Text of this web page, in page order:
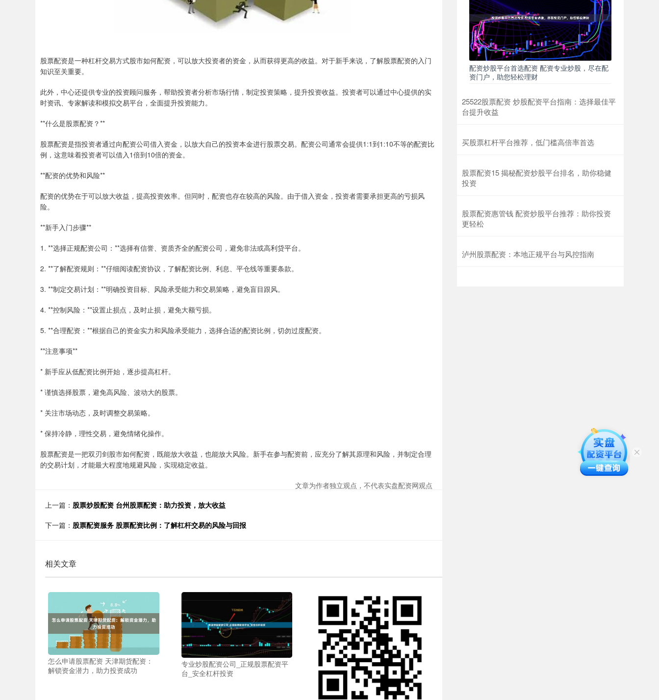
股票配资是一种杠杆交易方式股市如何配资，可以放大投资者的资金，从而获得更高的收益。对于新手来说，了解股票配资的入门
知识至关重要。
此外，中心还提供专业的投资顾问服务，帮助投资者分析市场行情，制定投资策略，提升投资收益。投资者可以通过中心提供的实
时资讯、专家解读和模拟交易平台，全面提升投资能力。
**什么是股票配资？**
股票配资是指投资者通过向配资公司借入资金，以放大自己的投资本金进行股票交易。配资公司通常会提供1:1到1:10不等的配资比
例，这意味着投资者可以借入1倍到10倍的资金。
**配资的优势和风险**
配资的优势在于可以放大收益，提高投资效率。但同时，配资也存在较高的风险。由于借入资金，投资者需要承担更高的亏损风
险。
**新手入门步骤**
1. **选择正规配资公司：**选择有信誉、资质齐全的配资公司，避免非法或高利贷平台。
2. **了解配资规则：**仔细阅读配资协议，了解配资比例、利息、平仓线等重要条款。
3. **制定交易计划：**明确投资目标、风险承受能力和交易策略，避免盲目跟风。
4. **控制风险：**设置止损点，及时止损，避免大额亏损。
5. **合理配资：**根据自己的资金实力和风险承受能力，选择合适的配资比例，切勿过度配资。
**注意事项**
* 新手应从低配资比例开始，逐步提高杠杆。
* 谨慎选择股票，避免高风险、波动大的股票。
* 关注市场动态，及时调整交易策略。
* 保持冷静，理性交易，避免情绪化操作。
股票配资是一把双刃剑股市如何配资，既能放大收益，也能放大风险。新手在参与配资前，应充分了解其原理和风险，并制定合理
的交易计划，才能最大程度地规避风险，实现稳定收益。
文章为作者独立观点，不代表实盘配资网观点
上一篇： 股票炒股配资 台州股票配资：助力投资，放大收益
下一篇： 股票配资服务 股票配资比例：了解杠杆交易的风险与回报
相关文章
怎么申请股票配资 天津期货配资：
解锁资金潜力，助力投资成功
专业炒股配资公司_正规股票配资平
台_安全杠杆投资
配资炒股平台首选配资 配资专业炒股，尽在配
资门户，助您轻松理财
25522股票配资 炒股配资平台指南：选择最佳平
台提升收益
买股票杠杆平台推荐，低门槛高倍率首选
股票配资15 揭秘配资炒股平台排名，助你稳健
投资
股票配资惠管钱 配资炒股平台推荐：助你投资
更轻松
泸州股票配资：本地正规平台与风控指南